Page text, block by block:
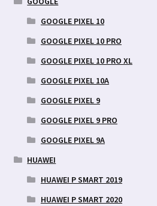
GOOGLE PIXEL 10
GOOGLE PIXEL 10 PRO
GOOGLE PIXEL 10 PRO XL
GOOGLE PIXEL 10A
GOOGLE PIXEL 9
GOOGLE PIXEL 9 PRO
GOOGLE PIXEL 9A
HUAWEI
HUAWEI P SMART 2019
HUAWEI P SMART 2020